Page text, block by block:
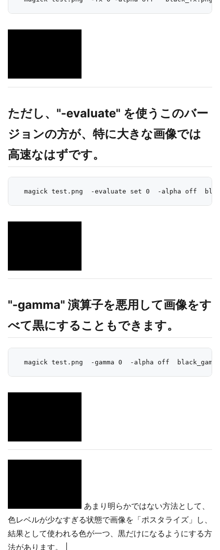
ただし、"-evaluate" を使うこのバー
ジョンの方が、特に大きな画像では
高速なはずです。
"-gamma" 演算子を悪用して画像をす
べて黒にすることもできます。
あまり明らかではない方法として、
色レベルが少なすぎる状態で画像を「ポスタライズ」し、
結果として使われる色が一つ、黒だけになるようにする方
法があります。 |